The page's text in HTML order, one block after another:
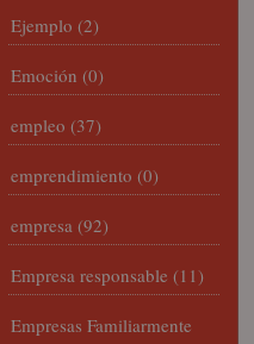
Ejemplo (2)
Emoción (0)
empleo (37)
emprendimiento (0)
empresa (92)
Empresa responsable (11)
Empresas Familiarmente